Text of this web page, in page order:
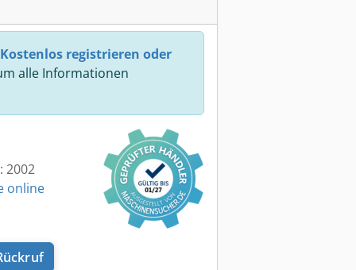
Kostenlos registrieren oder
alle Informationen
2002
online